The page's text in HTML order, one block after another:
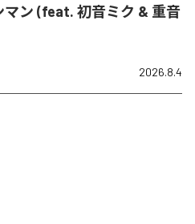
マン (feat. 初音ミク & 重音
2026.8.4